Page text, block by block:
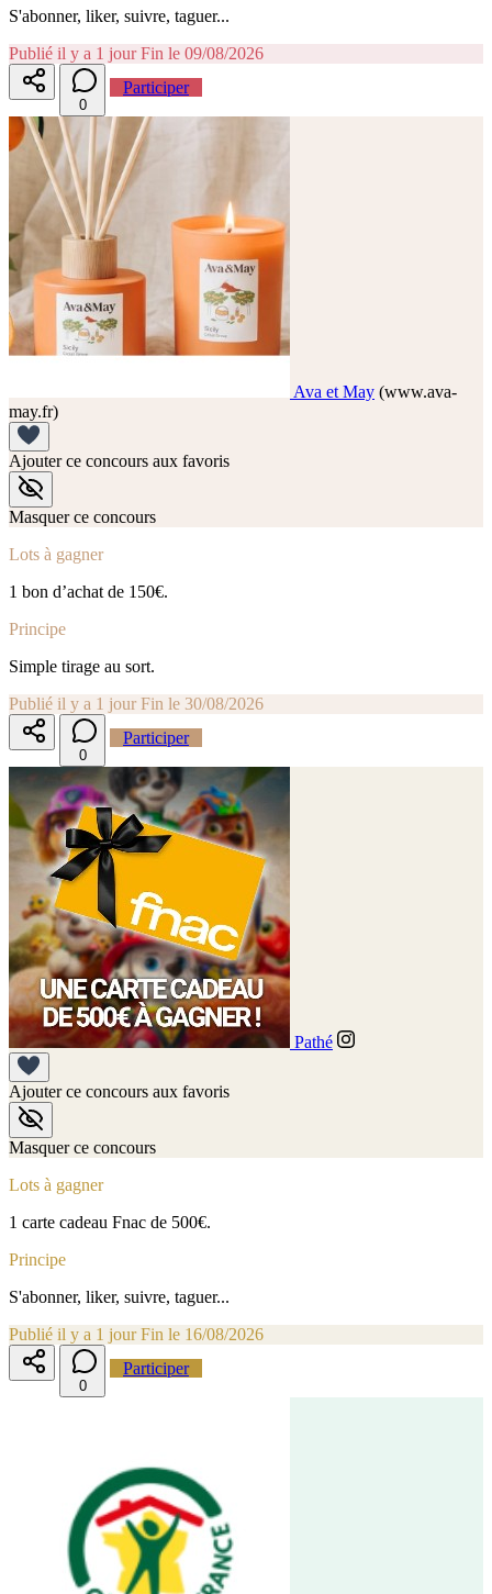
S'abonner, liker, suivre, taguer...
Publié il y a 1 jour Fin le 09/08/2026
0
Participer
Ava et May (www.ava-
may.fr)
Ajouter ce concours aux favoris
Masquer ce concours
Lots à gagner
1 bon d’achat de 150€.
Principe
Simple tirage au sort.
Publié il y a 1 jour Fin le 30/08/2026
0
Participer
Pathé
Ajouter ce concours aux favoris
Masquer ce concours
Lots à gagner
1 carte cadeau Fnac de 500€.
Principe
S'abonner, liker, suivre, taguer...
Publié il y a 1 jour Fin le 16/08/2026
0
Participer